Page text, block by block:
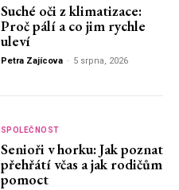
Suché oči z klimatizace:
Proč pálí a co jim rychle
uleví
Petra Zajícova - 5 srpna, 2026
SPOLEČNOST
Senioři v horku: Jak poznat
přehřátí včas a jak rodičům
pomoct